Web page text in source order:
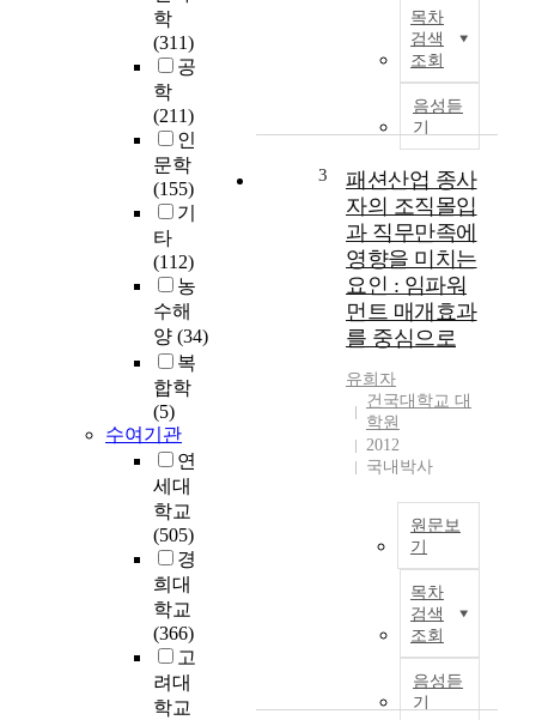
학
(311)
공
학
(211)
인
문학
(155)
기
타
(112)
농
수해
양 (34)
복
합학
(5)
수여기관
연
세대
학교
(505)
경
희대
학교
(366)
고
려대
학교
목차
검색
조회
음성듣
기
3
패션산업 종사
자의 조직몰입
과 직무만족에
영향을 미치는
요인 : 임파워
먼트 매개효과
를 중심으로
유희자
건국대학교 대
학원
2012
국내박사
원문보
기
목차
검색
조회
음성듣
기